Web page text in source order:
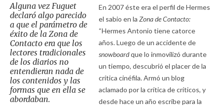
Alguna vez Fuguet
declaró algo parecido
a que el parámetro de
éxito de la Zona de
Contacto era que los
lectores tradicionales
de los diarios no
entendieran nada de
los contenidos y las
formas que en ella se
abordaban.
En 2007 éste era el perfil de Hermes
el sabio en la Zona de Contacto:
“Hermes Antonio tiene catorce
años. Luego de un accidente de
snowboardque lo inmovilizó durante
un tiempo, descubrió el placer de la
crítica cinéfila. Armó un blog
aclamado por la crítica de críticos, y
desde hace un año escribe para la